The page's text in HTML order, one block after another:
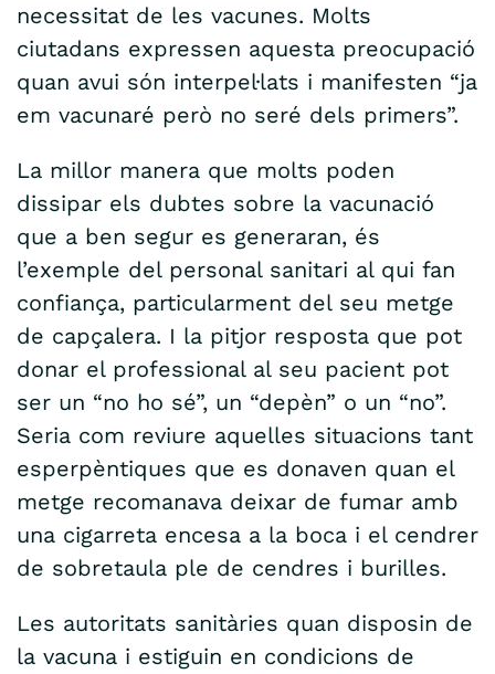
necessitat de les vacunes. Molts
ciutadans expressen aquesta preocupació
quan avui són interpel·lats i manifesten “ja
em vacunaré però no seré dels primers”.
La millor manera que molts poden
dissipar els dubtes sobre la vacunació
que a ben segur es generaran, és
l’exemple del personal sanitari al qui fan
confiança, particularment del seu metge
de capçalera. I la pitjor resposta que pot
donar el professional al seu pacient pot
ser un “no ho sé”, un “depèn” o un “no”.
Seria com reviure aquelles situacions tant
esperpèntiques que es donaven quan el
metge recomanava deixar de fumar amb
una cigarreta encesa a la boca i el cendrer
de sobretaula ple de cendres i burilles.
Les autoritats sanitàries quan disposin de
la vacuna i estiguin en condicions de